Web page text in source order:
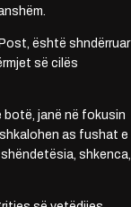
është shndërruar
së cilës
botë, janë në fokusin
as fushat e
shkenca,